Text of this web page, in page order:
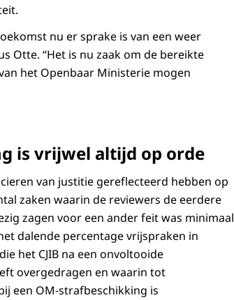
nu er sprake is van een weer
Otte. “Het is nu zaak om de bereikte
het Openbaar Ministerie mogen
is vrijwel altijd op orde
van justitie gereflecteerd hebben op
zaken waarin de reviewers de eerdere
zagen voor een ander feit was minimaal
dalende percentage vrijspraken in
het CJIB na een onvoltooide
overgedragen en waarin tot
een OM-strafbeschikking is